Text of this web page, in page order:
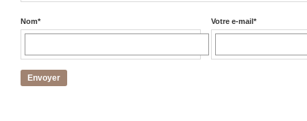
Nom* Votre e-mail*